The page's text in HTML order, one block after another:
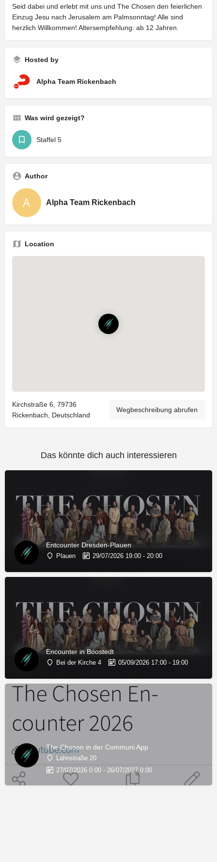
Seid dabei und erlebt mit uns und The Chosen den feierlichen
Einzug Jesu nach Jerusalem am Palmsonntag! Alle sind
herzlich Willkommen! Altersempfehlung: ab 12 Jahren.
Hosted by
Alpha Team Rickenbach
Was wird gezeigt?
Staffel 5
Author
Alpha Team Rickenbach
Location
Kirchstraße 6, 79736
Rickenbach, Deutschland
Wegbeschreibung abrufen
Das könnte dich auch interessieren
Entcounter Dresden-Plauen
Plauen 29/07/2026 19:00 - 20:00
Encounter in Boostedt
Bei der Kirche 4 05/09/2026 17:00 - 19:00
The Chosen in der Communi App
Lahnstraße 20
27/07/2026 0:00 - 26/07/2027 0:00